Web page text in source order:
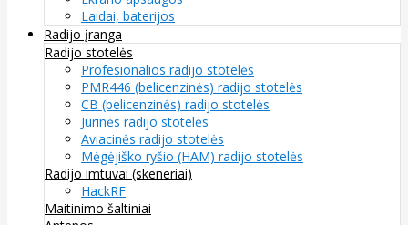
Laidai, baterijos
Radijo įranga
Radijo stotelės
Profesionalios radijo stotelės
PMR446 (belicenzinės) radijo stotelės
CB (belicenzinės) radijo stotelės
Jūrinės radijo stotelės
Aviacinės radijo stotelės
Mėgėjiško ryšio (HAM) radijo stotelės
Radijo imtuvai (skeneriai)
HackRF
Maitinimo šaltiniai